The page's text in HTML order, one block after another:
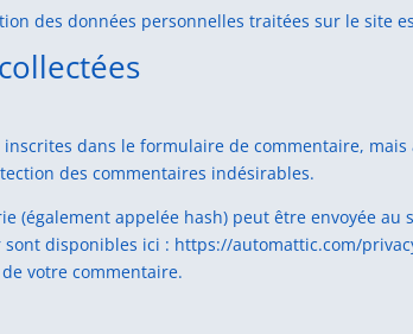
des données personnelles traitées sur le site
dans le formulaire de commentaire, mais
des commentaires indésirables.
(également appelée hash) peut être envoyée au
disponibles ici : https://automattic.com/
votre commentaire.